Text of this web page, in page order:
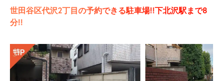
世田谷区代沢2丁目の予約できる駐車場!!下北沢駅まで8
分!!